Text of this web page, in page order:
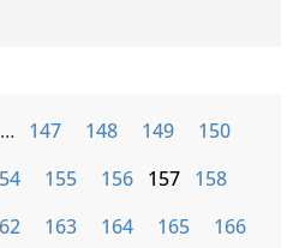
… 147 148 149
150
155 156 157 158
163 164 165
166